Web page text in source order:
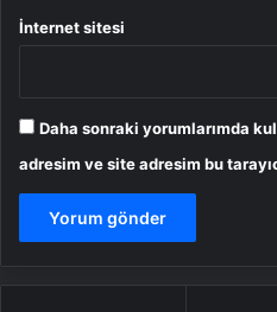
İnternet sitesi
Daha sonraki yorumlarımda
adresim ve site adresim bu